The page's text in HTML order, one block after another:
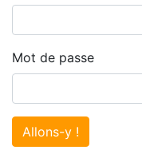
Mot de passe
Allons-y !